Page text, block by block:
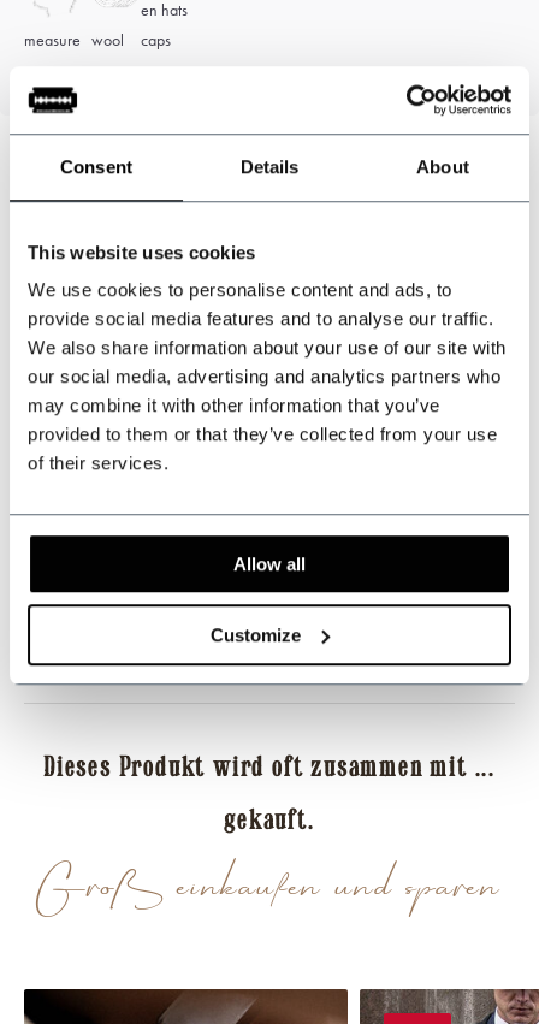
Consent Details About
This website uses cookies
We use cookies to personalise content and ads, to
provide social media features and to analyse our traffic.
We also share information about your use of our site with
our social media, advertising and analytics partners who
may combine it with other information that you’ve
provided to them or that they’ve collected from your use
of their services.
Allow all
Customize
measure wool caps
Kundendienst: now opened
+31 528233787
sales@shelbybrothers.com
Dieses Produkt teilen
Bewertungen
Groß einkaufen und sparen
Dieses Produkt wird oft zusammen mit ...
gekauft.